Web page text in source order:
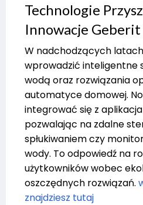
Technologie
Innowacje
W nadchodzących
wprowadzić inteligentne
wodą oraz rozwiązania
automatyce domowej.
integrować się z
pozwalając na zdalne
spłukiwaniem czy
wody. To odpowiedź na
użytkowników wobec
oszczędnych rozwiązań.
znajdziesz tutaj